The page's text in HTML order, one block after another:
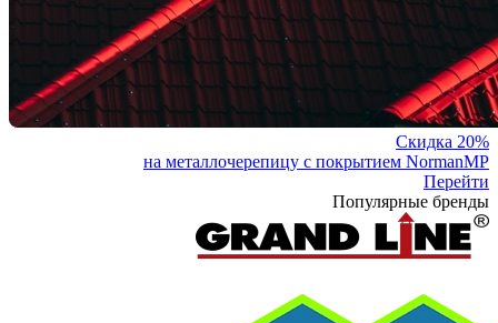
Скидка 20%
на металлочерепицу с покрытием NormanMP
Перейти
Популярные бренды